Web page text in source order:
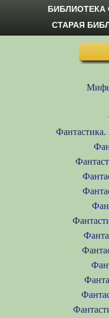
БИБЛИОТЕКА
СТАРАЯ
Фантастика.